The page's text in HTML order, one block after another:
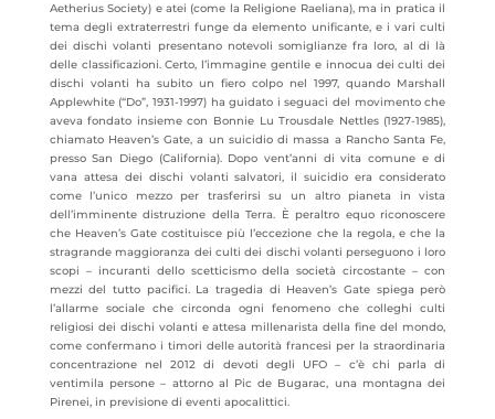
Aetherius Society) e atei (come la Religione Raeliana), ma in pratica il
tema degli extraterrestri funge da elemento unificante, e i vari culti
dei dischi volanti presentano notevoli somiglianze fra loro, al di là
delle classificazioni. Certo, l’immagine gentile e innocua dei culti dei
dischi volanti ha subito un fiero colpo nel 1997, quando Marshall
Applewhite (“Do”, 1931-1997) ha guidato i seguaci del movimento che
aveva fondato insieme con Bonnie Lu Trousdale Nettles (1927-1985),
chiamato Heaven’s Gate, a un suicidio di massa a Rancho Santa Fe,
presso San Diego (California). Dopo vent’anni di vita comune e di
vana attesa dei dischi volanti salvatori, il suicidio era considerato
come l’unico mezzo per trasferirsi su un altro pianeta in vista
dell’imminente distruzione della Terra. È peraltro equo riconoscere
che Heaven’s Gate costituisce più l’eccezione che la regola, e che la
stragrande maggioranza dei culti dei dischi volanti perseguono i loro
scopi – incuranti dello scetticismo della società circostante – con
mezzi del tutto pacifici. La tragedia di Heaven’s Gate spiega però
l’allarme sociale che circonda ogni fenomeno che colleghi culti
religiosi dei dischi volanti e attesa millenarista della fine del mondo,
come confermano i timori delle autorità francesi per la straordinaria
concentrazione nel 2012 di devoti degli UFO – c’è chi parla di
ventimila persone – attorno al Pic de Bugarac, una montagna dei
Pirenei, in previsione di eventi apocalittici.